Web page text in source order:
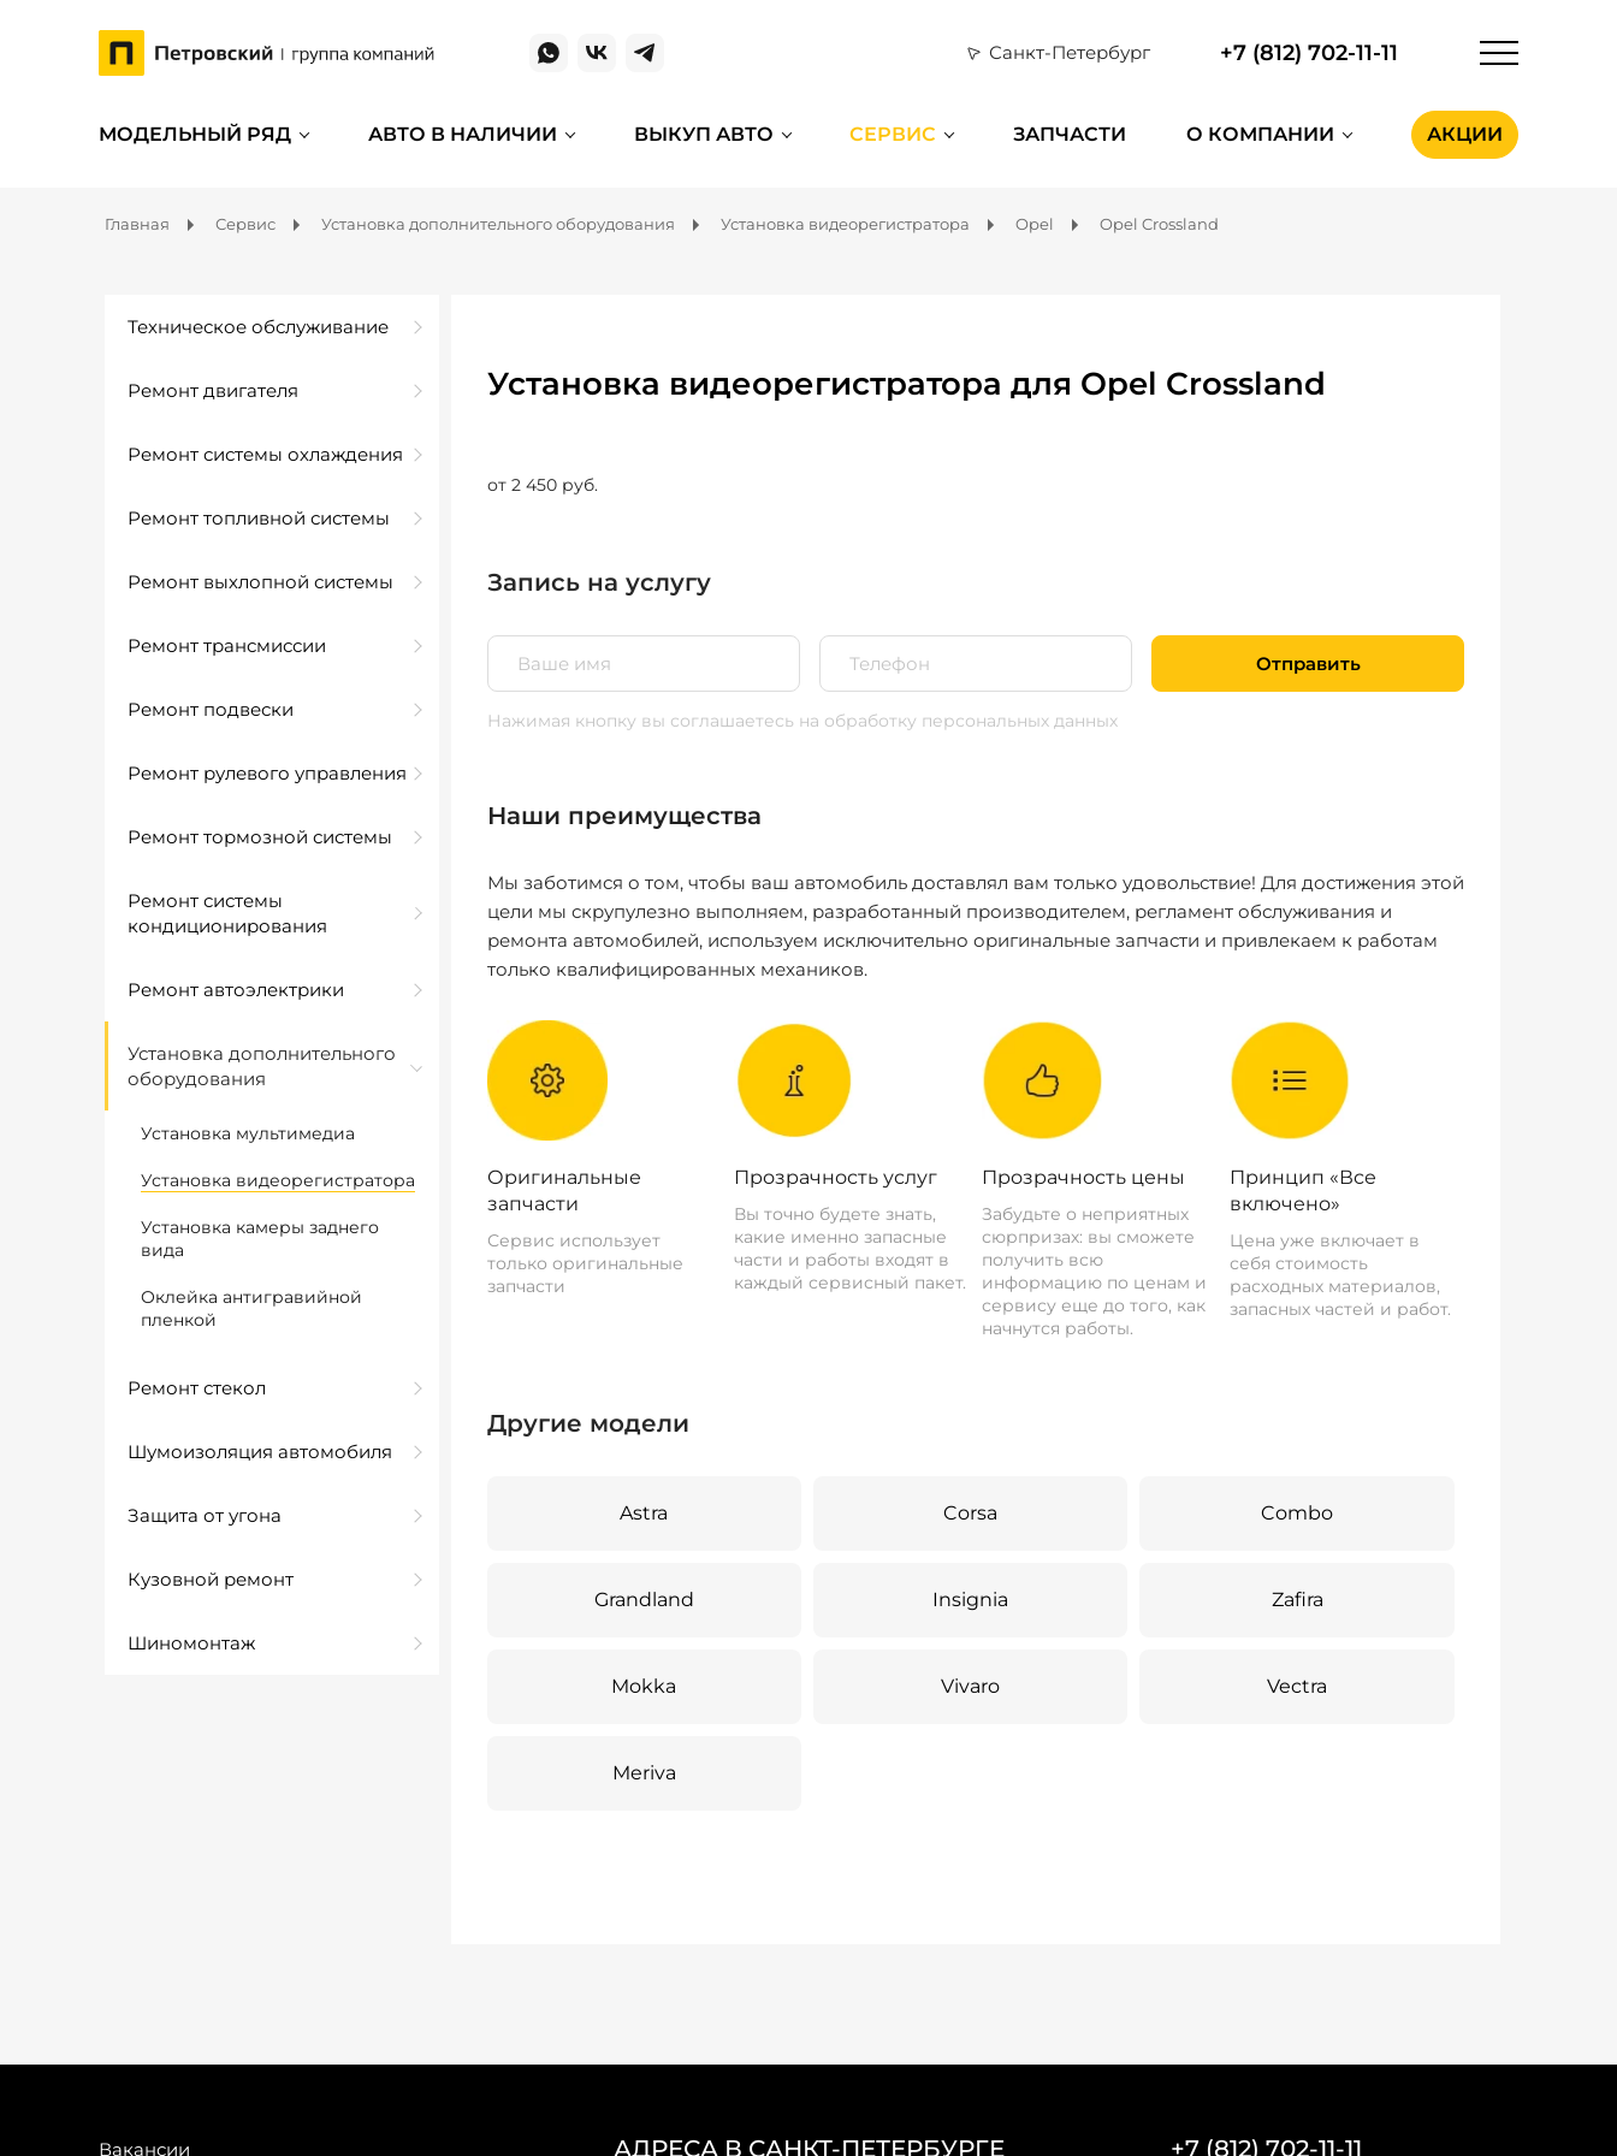
Санкт-Петербург +7 (812) 702-11-11
МОДЕЛЬНЫЙ РЯД АВТО В НАЛИЧИИ ВЫКУП АВТО СЕРВИС ЗАПЧАСТИ О КОМПАНИИ АКЦИИ
Главная Сервис Установка дополнительного оборудования Установка видеорегистратора Opel Opel Crossland
Техническое обслуживание
Ремонт двигателя
Ремонт системы охлаждения
Ремонт топливной системы
Ремонт выхлопной системы
Ремонт трансмиссии
Ремонт подвески
Ремонт рулевого управления
Ремонт тормозной системы
Ремонт системы
кондиционирования
Ремонт автоэлектрики
Установка дополнительного
оборудования
Установка мультимедиа
Установка видеорегистратора
Установка камеры заднего
вида
Оклейка антигравийной
пленкой
Ремонт стекол
Шумоизоляция автомобиля
Защита от угона
Кузовной ремонт
Шиномонтаж
Установка видеорегистратора для Opel Crossland
от 2 450 руб.
Запись на услугу
Отправить
Нажимая кнопку вы соглашаетесь на обработку персональных данных
Наши преимущества
Мы заботимся о том, чтобы ваш автомобиль доставлял вам только удовольствие! Для достижения этой
цели мы скрупулезно выполняем, разработанный производителем, регламент обслуживания и
ремонта автомобилей, используем исключительно оригинальные запчасти и привлекаем к работам
только квалифицированных механиков.
Оригинальные
запчасти
Сервис использует
только оригинальные
запчасти
Прозрачность услуг
Вы точно будете знать,
какие именно запасные
части и работы входят в
каждый сервисный пакет.
Прозрачность цены
Забудьте о неприятных
сюрпризах: вы сможете
получить всю
информацию по ценам и
сервису еще до того, как
начнутся работы.
Принцип «Все
включено»
Цена уже включает в
себя стоимость
расходных материалов,
запасных частей и работ.
Другие модели
Astra Corsa Combo
Grandland Insignia Zafira
Mokka Vivaro Vectra
Meriva
Вакансии АДРЕСА В САНКТ-ПЕТЕРБУРГЕ +7 (812) 702-11-11